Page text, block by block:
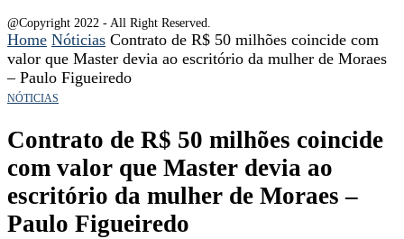
@Copyright 2022 - All Right Reserved.
Home Nóticias Contrato de R$ 50 milhões coincide com
valor que Master devia ao escritório da mulher de Moraes
– Paulo Figueiredo
NÓTICIAS
Contrato de R$ 50 milhões coincide
com valor que Master devia ao
escritório da mulher de Moraes –
Paulo Figueiredo